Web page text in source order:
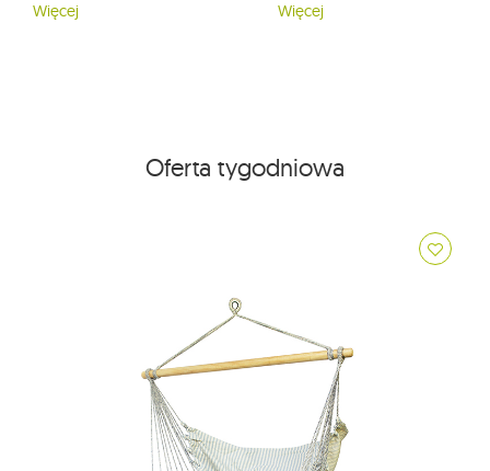
Więcej Więcej
Oferta tygodniowa